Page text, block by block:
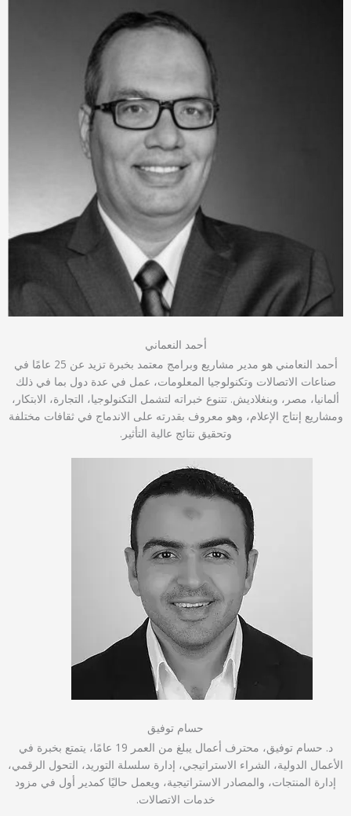
أحمد النعماني
أحمد النعامني هو مدير مشاريع وبرامج معتمد بخبرة تزيد عن 25 عامًا في
صناعات الاتصالات وتكنولوجيا المعلومات، عمل في عدة دول بما في ذلك
ألمانيا، مصر، وبنغلاديش. تتنوع خبراته لتشمل التكنولوجيا، التجارة، الابتكار،
ومشاريع إنتاج الإعلام، وهو معروف بقدرته على الاندماج في ثقافات مختلفة
وتحقيق نتائج عالية التأثير.
حسام توفيق
د. حسام توفيق، محترف أعمال يبلغ من العمر 19 عامًا، يتمتع بخبرة في
الأعمال الدولية، الشراء الاستراتيجي، إدارة سلسلة التوريد، التحول الرقمي،
إدارة المنتجات، والمصادر الاستراتيجية، ويعمل حاليًا كمدير أول في مزود
خدمات الاتصالات.